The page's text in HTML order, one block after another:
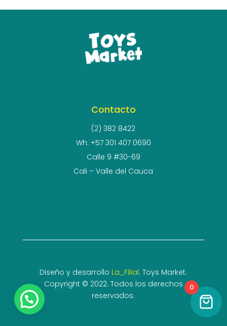
Contacto
(2) 382 8422
Wh: +57 301 407 0690
Calle 9 #30-69
Cali – Valle del Cauca
Diseño y desarrollo La_Filial. Toys Market.
Copyright © 2022. Todos los derechos
reservados.
0